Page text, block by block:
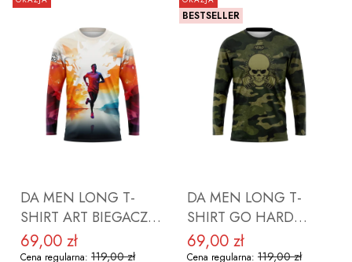
DO KOSZYKA DO KOSZYKA
DA MEN LONG T-
SHIRT ART BIEGACZ
Cena promocyjna
69,00 zł
Cena regularna: 119,00 zł
BESTSELLER
DA MEN LONG T-
SHIRT GO HARD
Cena promocyjna
69,00 zł
Cena regularna: 119,00 zł